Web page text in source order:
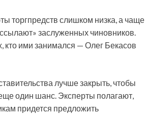
торгпредств слишком низка, а чаще
заслуженных чиновников.
ими занимался — Олег Бекасов
лучше закрыть, чтобы
один шанс. Эксперты полагают,
придется предложить